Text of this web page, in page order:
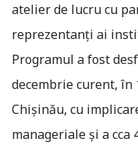
atelier de lucru cu
reprezentanți ai
Programul a fost
decembrie curent, în
Chișinău, cu
manageriale și a cca